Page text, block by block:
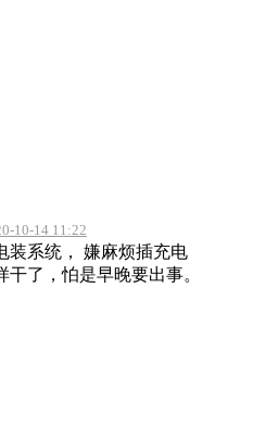
10-14 11:22
装系统， 嫌麻烦插充电
了，怕是早晚要出事。